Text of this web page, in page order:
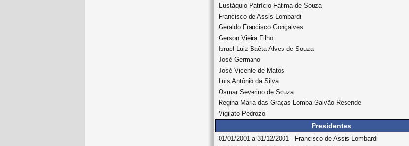
Eustáquio Patrício Fátima de Souza
Francisco de Assis Lombardi
Geraldo Francisco Gonçalves
Gerson Vieira Filho
Israel Luiz Baêta Alves de Souza
José Germano
José Vicente de Matos
Luis Antônio da Silva
Osmar Severino de Souza
Regina Maria das Graças Lomba Galvão Resende
Vigilato Pedrozo
Presidentes
01/01/2001 a 31/12/2001 - Francisco de Assis Lombardi